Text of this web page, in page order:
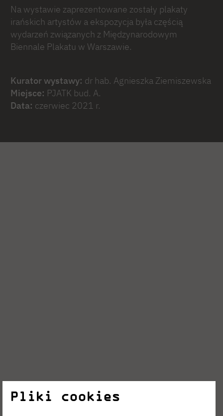
Na wystawie zaprezentowane zostały plakaty
irańskich artystów a ekspozycja była częścią
wydarzeń związanych z Międzynarodowym
Biennale Plakatu w Warszawie.
Kurator wystawy: dr hab. Agnieszka Ziemiszewska
Miejsce: PJATK bud. A.
Data: czerwiec 2021 r.
Pliki cookies